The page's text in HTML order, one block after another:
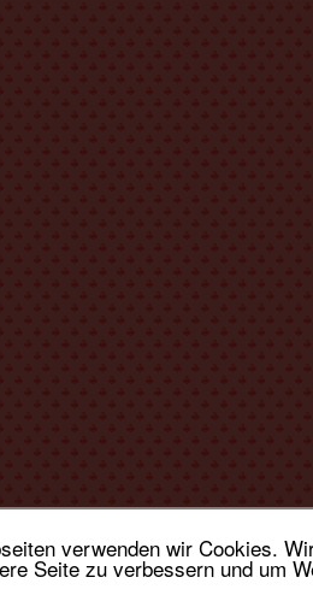
verwenden wir Cookies.
Seite zu verbessern und um